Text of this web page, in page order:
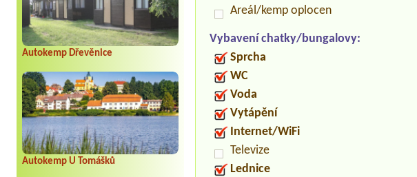
Autokemp Dřevěnice
Autokemp U Tomášků
Areál/kemp oplocen
Vybavení chatky/bungalovy:
Sprcha
WC
Voda
Vytápění
Internet/WiFi
Televize
Lednice